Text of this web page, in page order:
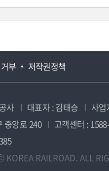
부 저작권정책
사 대표자 : 김태승 사
중앙로 240
고객센터 :
KOREA RAILROAD. ALL